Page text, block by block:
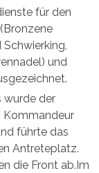
für den
Schwierking,
und
wurde der
Kommandeur
führte das
Antreteplatz.
die Front ab.Im